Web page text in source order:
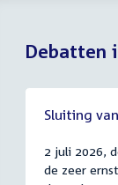
Debatten
Sluiting
2 juli 2026,
de zeer